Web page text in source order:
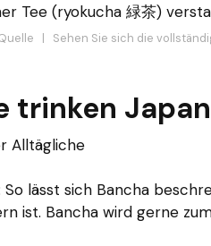
Tee (ryokucha 緑茶)
| Sehen Sie sich die
trinken
Alltägliche
So lässt sich Bancha
ist. Bancha wird gerne